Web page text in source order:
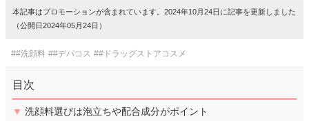
本記事はプロモーションが含まれています。2024年10月24日に記事を更新しました
（公開日2024年05月24日）
##洗顔料 ##デパコス ##ドラッグストアコスメ
目次
▼ 洗顔料選びは泡立ちや配合成分がポイント